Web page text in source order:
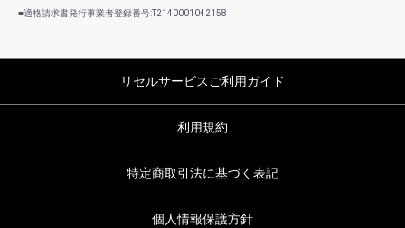
■適格請求書発行事業者登録番号:T2140001042158
リセルサービスご利用ガイド
利用規約
特定商取引法に基づく表記
個人情報保護方針